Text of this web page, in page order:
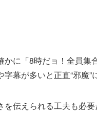
に「8時だョ！全員集
幕が多いと正直“邪魔”
を伝えられる工夫も必